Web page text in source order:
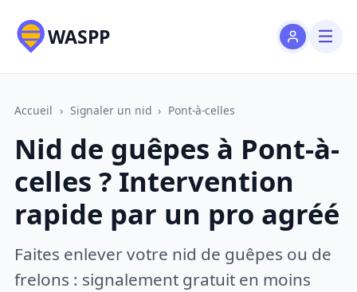
WASPP
Accueil › Signaler un nid › Pont-à-celles
Nid de guêpes à Pont-à-
celles ? Intervention
rapide par un pro agréé
Faites enlever votre nid de guêpes ou de
frelons : signalement gratuit en moins